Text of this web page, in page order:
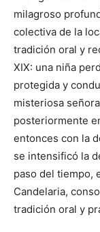
milagroso
colectiva de la
tradición oral y
XIX: una niña
protegida y
misteriosa
posteriormente
entonces con la
se intensificó la
paso del tiempo,
Candelaria,
tradición oral y